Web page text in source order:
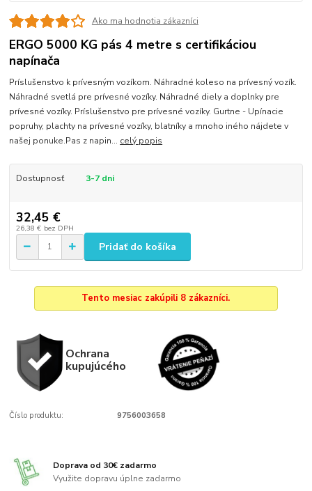
Ako ma hodnotia zákazníci
ERGO 5000 KG pás 4 metre s certifikáciou
napínača
Príslušenstvo k prívesným vozíkom. Náhradné koleso na prívesný vozík.
Náhradné svetlá pre prívesné vozíky. Náhradné diely a doplnky pre
prívesné vozíky. Príslušenstvo pre prívesné vozíky. Gurtne - Upínacie
popruhy, plachty na prívesné vozíky, blatníky a mnoho iného nájdete v
našej ponuke.Pas z napin... celý popis
Dostupnosť 3-7 dni
32,45 €
26,38 € bez DPH
Pridať do košíka
Tento mesiac zakúpili 8 zákazníci.
Ochrana
kupujúcého
Číslo produktu: 9756003658
Doprava od 30€ zadarmo
Využite dopravu úplne zadarmo